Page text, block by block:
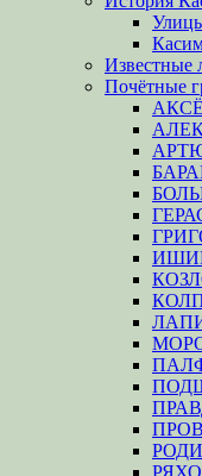
Известные
Почётные